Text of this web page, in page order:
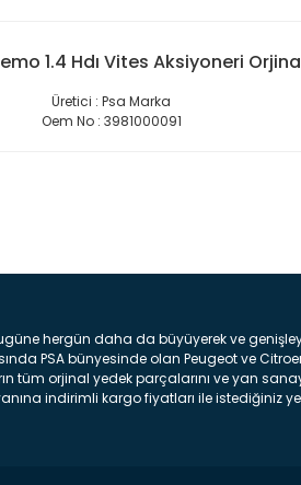
1.4 Hdı Vites Aksiyoneri
Üretici : Psa Marka
Oem No : 3981000091
hergün daha da büyüyerek ve
PSA bünyesinde olan Peugeot ve
tüm orjinal yedek parçalarını ve yan
indirimli kargo fiyatları ile istediğiniz
emici amacı ile yapılmış olan